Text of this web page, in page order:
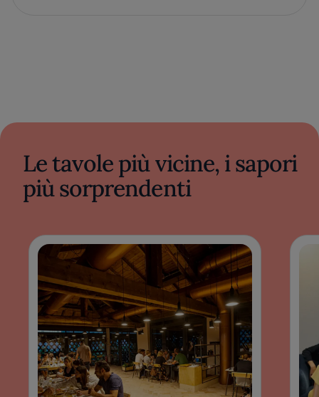
Le tavole più vicine, i sapori
più sorprendenti